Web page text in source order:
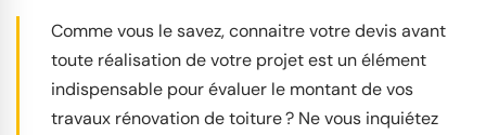
Comme vous le savez, connaitre votre devis avant
toute réalisation de votre projet est un élément
indispensable pour évaluer le montant de vos
travaux rénovation de toiture ? Ne vous inquiétez